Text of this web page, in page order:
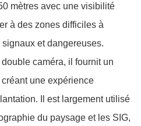
mètres avec une visibilité
à des zones difficiles à
et dangereuses.
caméra, il fournit un
une expérience
Il est largement utilisé
du paysage et les SIG,